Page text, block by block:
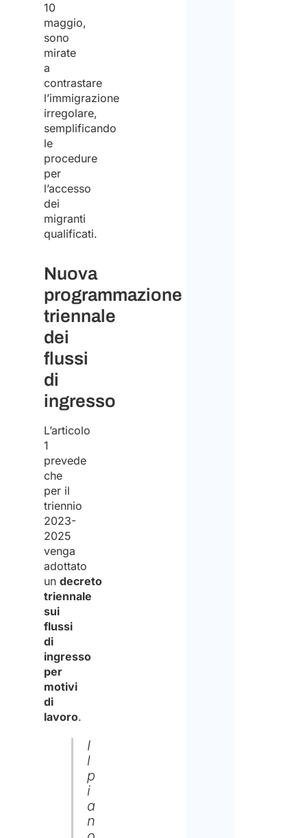
10
maggio,
sono
mirate
a
contrastare
l’immigrazione
irregolare,
semplificando
le
procedure
per
l’accesso
dei
migranti
qualificati.
Nuova
programmazione
triennale
dei
flussi
di
ingresso
L’articolo
1
prevede
che
per il
triennio
2023-
2025
venga
adottato
undecreto
triennale
sui
flussi
di
ingresso
per
motivi
di
lavoro.
I
l
p
i
a
n